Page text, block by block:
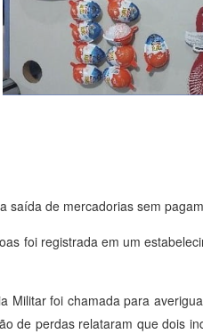
saída de mercadorias sem
foi registrada em um
Militar foi chamada para
de perdas relataram que dois